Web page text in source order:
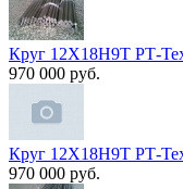
Круг 12Х18Н9Т РТ-
970 000 руб.
Круг 12Х18Н9Т РТ-
970 000 руб.